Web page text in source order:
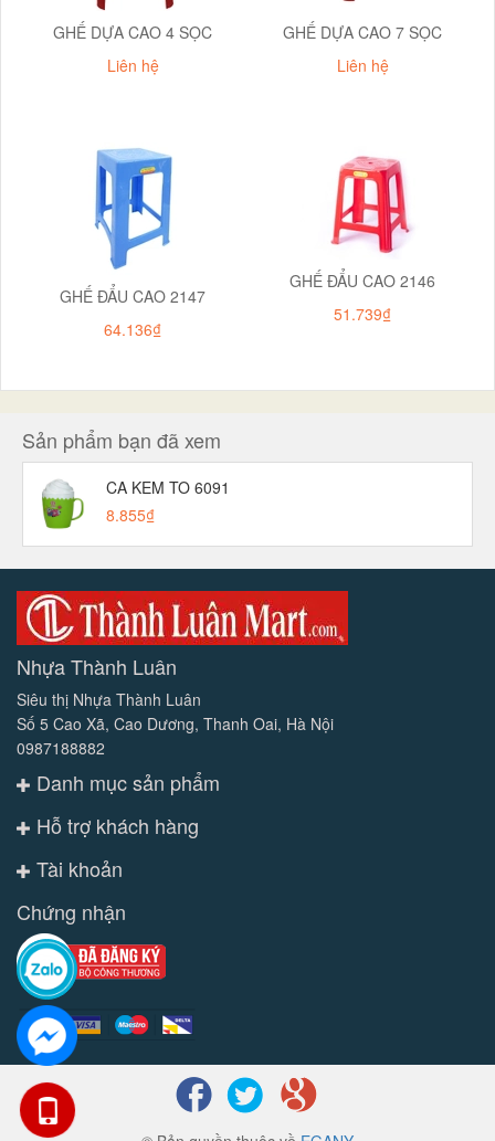
GHẾ DỰA CAO 4 SỌC
Liên hệ
GHẾ DỰA CAO 7 SỌC
Liên hệ
GHẾ ĐẨU CAO 2147
64.136₫
GHẾ ĐẨU CAO 2146
51.739₫
Sản phẩm bạn đã xem
CA KEM TO 6091
8.855₫
Nhựa Thành Luân
Siêu thị Nhựa Thành Luân
Số 5 Cao Xã, Cao Dương, Thanh Oai, Hà Nội
0987188882
Danh mục sản phẩm
Hỗ trợ khách hàng
Tài khoản
Chứng nhận